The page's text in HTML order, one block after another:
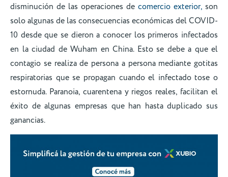
disminución de las operaciones de comercio exterior, son
solo algunas de las consecuencias económicas del COVID-
10 desde que se dieron a conocer los primeros infectados
en la ciudad de Wuham en China. Esto se debe a que el
contagio se realiza de persona a persona mediante gotitas
respiratorias que se propagan cuando el infectado tose o
estornuda. Paranoia, cuarentena y riegos reales, facilitan el
éxito de algunas empresas que han hasta duplicado sus
ganancias.